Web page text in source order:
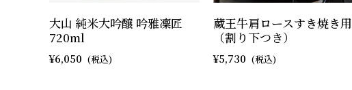
大山 純米大吟醸 吟雅凜匠
720ml
6,050
蔵王牛肩ロースすき焼き用
（割り下つき）
5,730